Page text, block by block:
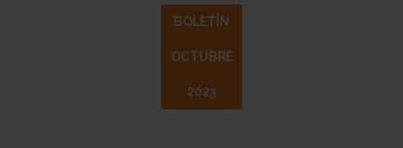
BOLETÍN
OCTUBRE
2023